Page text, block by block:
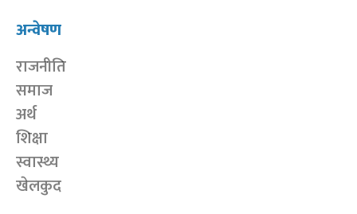
अन्वेषण
राजनीति
समाज
अर्थ
शिक्षा
स्वास्थ्य
खेलकुद